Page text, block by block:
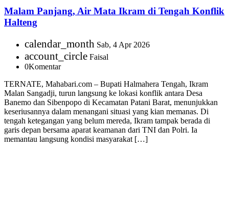
Malam Panjang, Air Mata Ikram di Tengah Konflik
Halteng
calendar_month Sab, 4 Apr 2026
account_circle Faisal
0Komentar
TERNATE, Mahabari.com – Bupati Halmahera Tengah, Ikram
Malan Sangadji, turun langsung ke lokasi konflik antara Desa
Banemo dan Sibenpopo di Kecamatan Patani Barat, menunjukkan
keseriusannya dalam menangani situasi yang kian memanas. Di
tengah ketegangan yang belum mereda, Ikram tampak berada di
garis depan bersama aparat keamanan dari TNI dan Polri. Ia
memantau langsung kondisi masyarakat […]